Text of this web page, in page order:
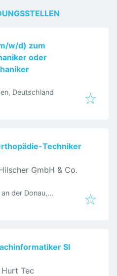
w/d) zum
oder
Deutschland
Techniker
GmbH & Co.
der Donau,
SI
Tec